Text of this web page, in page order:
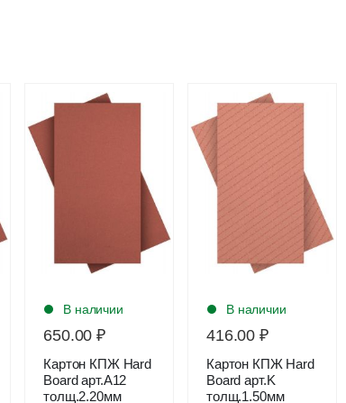
В наличии
650.00 ₽
Картон КПЖ Hard
Board арт.A12
толщ.2.20мм
В наличии
416.00 ₽
Картон КПЖ Hard
Board арт.K
толщ.1.50мм